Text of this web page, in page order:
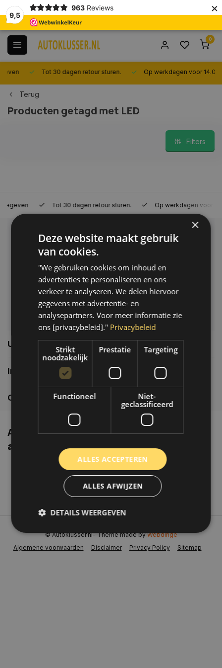
9,5
963 Reviews ×
0
Tot 30 dagen retour sturen. Op werkdagen voor 14.00 uur
Terug
Producten getagd met LED
Filters
Tot 30 dagen retour sturen. Op werkdagen voor 14.00 uur
Klantenservice
Veelgestelde vragen
06-39119169
info@autoklusser.nl
Usefull links
Informatie
Contactgegevens
Altijd de nieuwste producten en
aanbiedingen weten?
Algemene voorwaarden Disclaimer Privacy Policy Sitemap
© Autoklusser.nl- Theme made byWebdinge
×
Deze website maakt gebruik
van cookies.
"We gebruiken cookies om inhoud en
advertenties te personaliseren en ons
verkeer te analyseren. We delen hiervoor
gegevens met advertentie- en
analysepartners. Voor meer informatie zie
ons [privacybeleid]." Privacybeleid
Strikt
noodzakelijk
Prestatie Targeting
Functioneel
Niet-
geclassificeerd
ALLES ACCEPTEREN
ALLES AFWIJZEN
DETAILS WEERGEVEN
Strikt noodzakelijk Prestatie
Targeting